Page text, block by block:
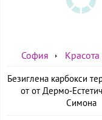
София
Безиглена карбокси
от от Дермо-
Симона